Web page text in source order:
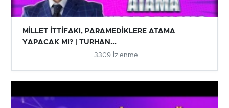
MİLLET İTTİFAKI, PARAMEDİKLERE ATAMA
YAPACAK MI? | TURHAN...
3309 İzlenme